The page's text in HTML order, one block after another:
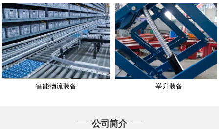
智能物流装备 举升装备
公司简介